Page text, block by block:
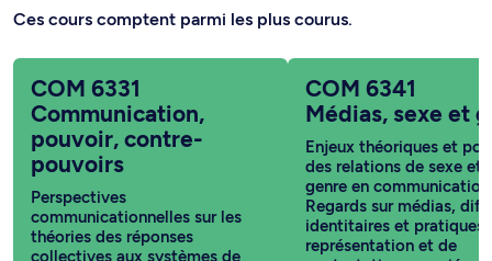
Ces cours comptent parmi les plus courus.
COM 6331
Communication,
pouvoir, contre-
pouvoirs
Perspectives
communicationnelles sur les
théories des réponses
collectives aux systèmes de
COM 6341
Médias, sexe et
Enjeux théoriques et
des relations de sexe et
genre en communication.
Regards sur médias,
identitaires et pratiques
représentation et de